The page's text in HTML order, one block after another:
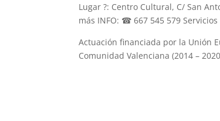
Lugar ?: Centro Cultural, C/ San
más INFO: ☎ 667 545 579
Actuación financiada por la Unión
Comunidad Valenciana (2014 –